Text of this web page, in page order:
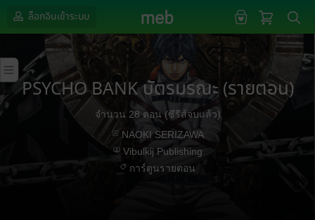
ล็อกอินเข้าระบบ
PSYCHO BANK บัตรมรณะ (รายตอน)
จำนวน 28 ตอน (ซีรีส์จบแล้ว)
NAOKI SERIZAWA
Vibulkij Publishing
การ์ตูนรายตอน